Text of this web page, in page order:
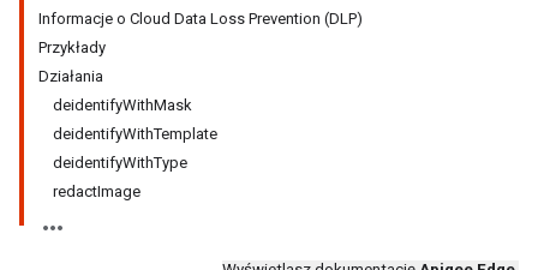
Informacje o Cloud Data Loss Prevention (DLP)
Przykłady
Działania
deidentifyWithMask
deidentifyWithTemplate
deidentifyWithType
redactImage